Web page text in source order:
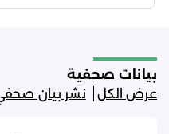
بيانات صحفية
عرض الكل
نشر بيان